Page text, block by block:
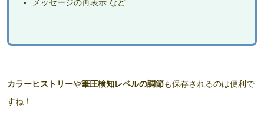
メッセージの再表示 など
カラーヒストリーや筆圧検知レベルの調節も保存されるのは便利で
すね！